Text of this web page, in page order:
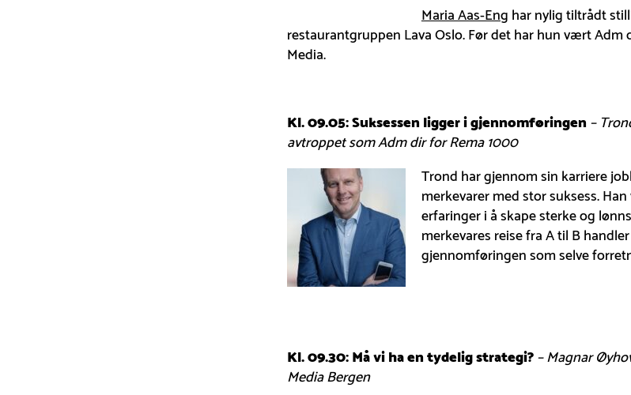
Maria Aas-Enghar nylig tiltrådt
restaurantgruppen Lava Oslo. Før det har hun vært Adm
Media.
Kl. 09.05: Suksessen ligger i gjennomføringen–
avtroppet som Adm dir for Rema 1000
Trond har gjennom sin karriere
merkevarer med stor suksess.
erfaringer i å skape sterke og
merkevares reise fra A til B
gjennomføringen som selve
Kl. 09.30: Må vi ha en tydelig strategi?– Magnar
Media Bergen